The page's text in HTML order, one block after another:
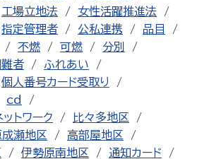
工場立地法
女性活躍推進法
指定管理者 公私連携
品目
不燃 可燃
分別
者
ふれあい
個人番号カード受取り
cd
トワーク
比々多地区
瀬地区
高部屋地区
伊勢原南地区
通知カード